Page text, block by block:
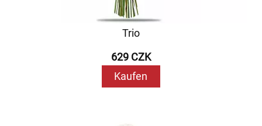
Trio
629 CZK
Kaufen